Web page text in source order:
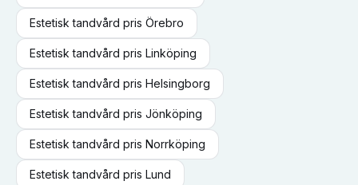
Estetisk tandvård pris Örebro
Estetisk tandvård pris Linköping
Estetisk tandvård pris Helsingborg
Estetisk tandvård pris Jönköping
Estetisk tandvård pris Norrköping
Estetisk tandvård pris Lund